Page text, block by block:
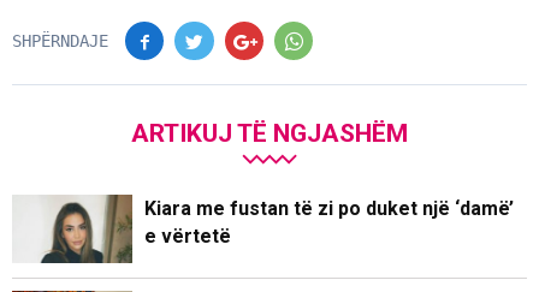
SHPËRNDAJE
ARTIKUJ TË NGJASHËM
Kiara me fustan të zi po duket një ‘damë’
e vërtetë